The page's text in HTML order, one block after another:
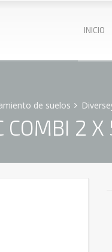
INICIO
de suelos
COMBI 2